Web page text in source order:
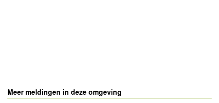
Meer meldingen in deze omgeving